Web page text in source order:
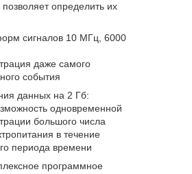
определить их
сигналов 10 МГц, 6000
даже самого
события
данных на 2 Гб:
одновременной
большого числа
в течение
периода времени
программное